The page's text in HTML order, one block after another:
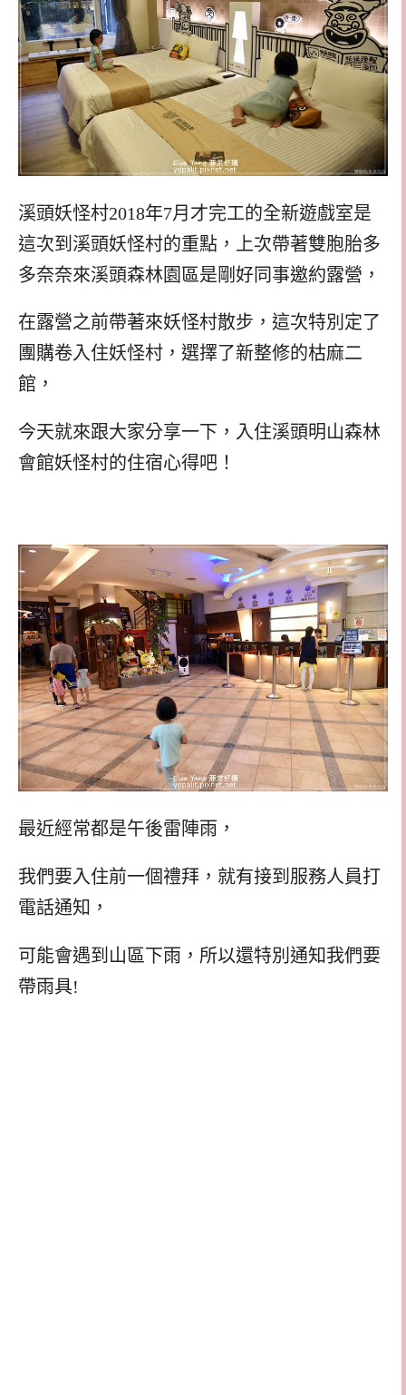
溪頭妖怪村2018年7月才完工的全新遊戲室是
這次到溪頭妖怪村的重點，上次帶著雙胞胎多
多奈奈來溪頭森林園區是剛好同事邀約露營，
在露營之前帶著來妖怪村散步，這次特別定了
團購卷入住妖怪村，選擇了新整修的枯麻二
館，
今天就來跟大家分享一下，入住溪頭明山森林
會館妖怪村的住宿心得吧！
最近經常都是午後雷陣雨，
我們要入住前一個禮拜，就有接到服務人員打
電話通知，
可能會遇到山區下雨，所以還特別通知我們要
帶雨具!